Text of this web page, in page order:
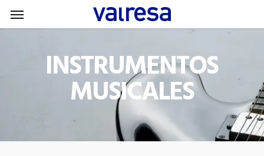
Skip
to
Menu
INSTRUMENTOS
MUSICALES
Menu